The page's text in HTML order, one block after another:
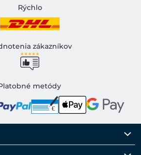
Rýchlo
zákazníkov
metódy